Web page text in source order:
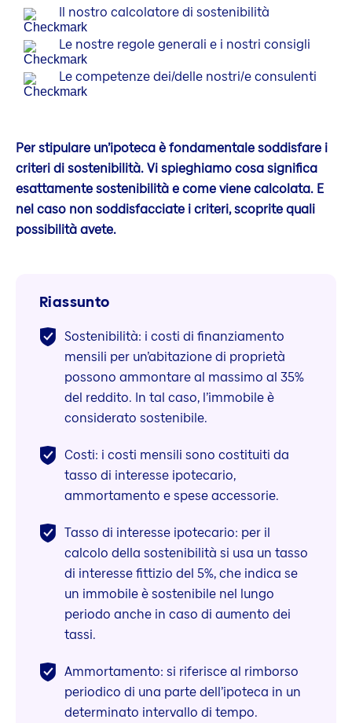
Il nostro calcolatore di sostenibilità
Le nostre regole generali e i nostri consigli
Le competenze dei/delle nostri/e consulenti
Per stipulare un’ipoteca è fondamentale soddisfare i
criteri di sostenibilità. Vi spieghiamo cosa significa
esattamente sostenibilità e come viene calcolata. E
nel caso non soddisfacciate i criteri, scoprite quali
possibilità avete.
Riassunto
Sostenibilità: i costi di finanziamento
mensili per un’abitazione di proprietà
possono ammontare al massimo al 35%
del reddito. In tal caso, l’immobile è
considerato sostenibile.
Costi: i costi mensili sono costituiti da
tasso di interesse ipotecario,
ammortamento e spese accessorie.
Tasso di interesse ipotecario: per il
calcolo della sostenibilità si usa un tasso
di interesse fittizio del 5%, che indica se
un immobile è sostenibile nel lungo
periodo anche in caso di aumento dei
tassi.
Ammortamento: si riferisce al rimborso
periodico di una parte dell’ipoteca in un
determinato intervallo di tempo.